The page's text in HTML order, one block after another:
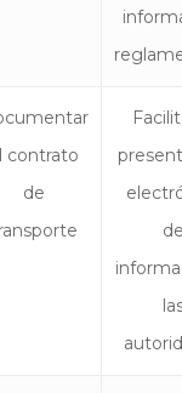
contrato
de